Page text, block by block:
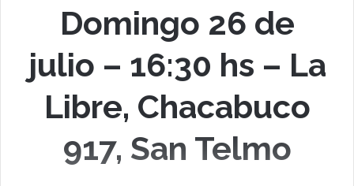
Domingo 26 de
julio – 16:30 hs – La
Libre, Chacabuco
917, San Telmo